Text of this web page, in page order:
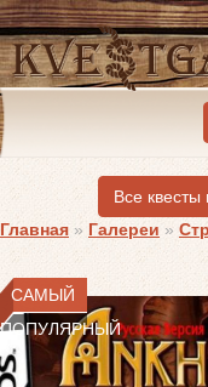
Все
Главная » Галереи »
САМЫЙ
ПОПУЛЯРНЫЙ